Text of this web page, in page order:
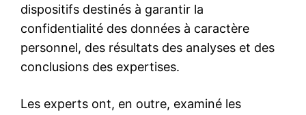
Insight Publications
À propos
Nous contacter
Mon compte